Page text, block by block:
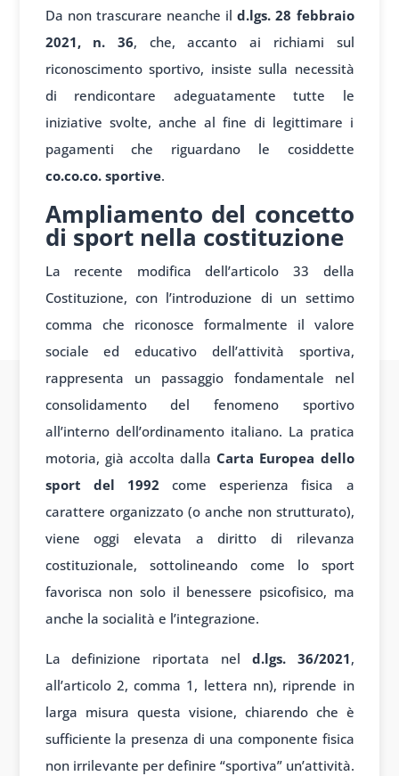
Da non trascurare neanche ild.lgs. 28 febbraio
2021, n. 36, che, accanto ai richiami sul
riconoscimento sportivo, insiste sulla necessità
di rendicontare adeguatamente tutte le
iniziative svolte, anche al fine di legittimare i
pagamenti che riguardano le cosiddette
co.co.co. sportive.
Ampliamento del concetto
di sport nella costituzione
La recente modifica dell’articolo 33 della
Costituzione, con l’introduzione di un settimo
comma che riconosce formalmente il valore
sociale ed educativo dell’attività sportiva,
rappresenta un passaggio fondamentale nel
consolidamento del fenomeno sportivo
all’interno dell’ordinamento italiano. La pratica
motoria, già accolta dalla Carta Europea dello
sport del 1992 come esperienza fisica a
carattere organizzato (o anche non strutturato),
viene oggi elevata a diritto di rilevanza
costituzionale, sottolineando come lo sport
favorisca non solo il benessere psicofisico, ma
anche la socialità e l’integrazione.
La definizione riportata nel d.lgs. 36/2021,
all’articolo 2, comma 1, lettera nn), riprende in
larga misura questa visione, chiarendo che è
sufficiente la presenza di una componente fisica
non irrilevante per definire “sportiva” un’attività.